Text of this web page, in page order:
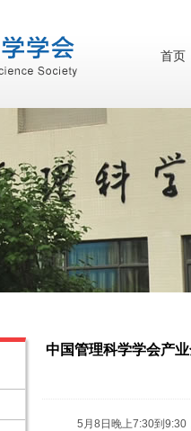
首页
中国管理科学学会产
5月 8 日晚上7:30到 9:30